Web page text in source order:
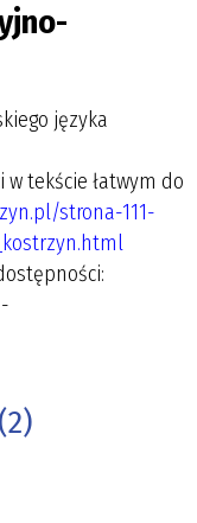
języka
tekście łatwym do
strona-111-